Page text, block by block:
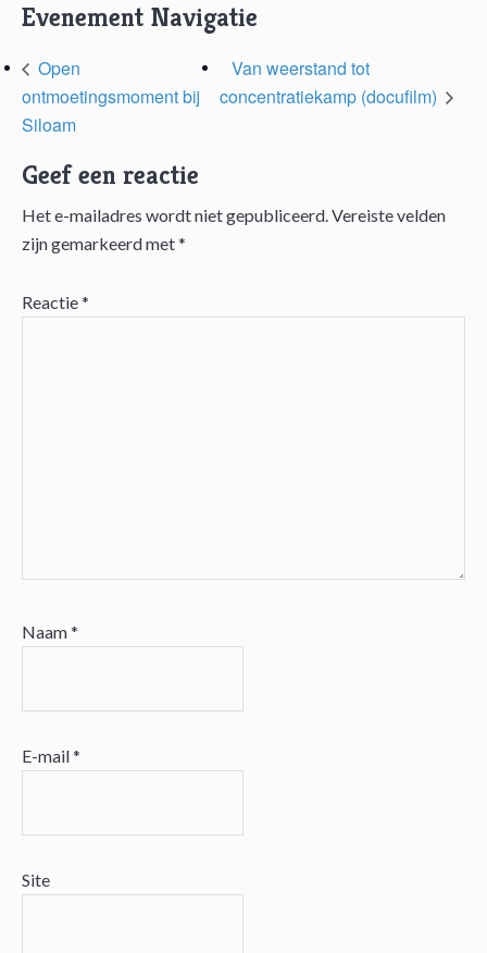
Evenement Navigatie
Open
ontmoetingsmoment bij
Siloam
Van weerstand tot
concentratiekamp (docufilm)
Lees
Geef een reactie
Het e-mailadres wordt niet gepubliceerd. Vereiste velden
zijn gemarkeerd met*
Reactie*
Naam*
E-mail*
Site